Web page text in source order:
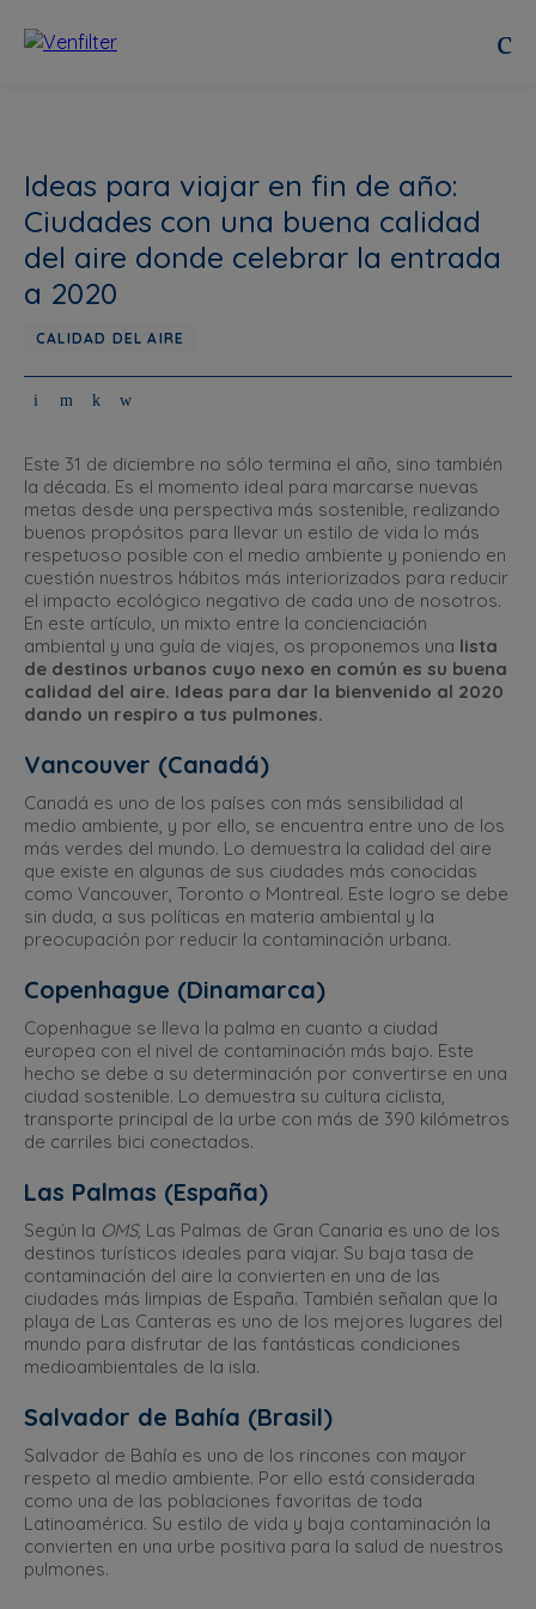
Ideas para viajar en fin de año:
Ciudades con una buena calidad
del aire donde celebrar la entrada
a 2020
CALIDAD DEL AIRE
Este 31 de diciembre no sólo termina el año, sino también
la década. Es el momento ideal para marcarse nuevas
metas desde una perspectiva más sostenible, realizando
buenos propósitos para llevar un estilo de vida lo más
respetuoso posible con el medio ambiente y poniendo en
cuestión nuestros hábitos más interiorizados para reducir
el impacto ecológico negativo de cada uno de nosotros.
En este artículo, un mixto entre la concienciación
ambiental y una guía de viajes, os proponemos una lista
de destinos urbanos cuyo nexo en común es su buena
calidad del aire. Ideas para dar la bienvenido al 2020
dando un respiro a tus pulmones.
Vancouver (Canadá)
Canadá es uno de los países con más sensibilidad al
medio ambiente, y por ello, se encuentra entre uno de los
más verdes del mundo. Lo demuestra la calidad del aire
que existe en algunas de sus ciudades más conocidas
como Vancouver, Toronto o Montreal. Este logro se debe
sin duda, a sus políticas en materia ambiental y la
preocupación por reducir la contaminación urbana.
Copenhague (Dinamarca)
Copenhague se lleva la palma en cuanto a ciudad
europea con el nivel de contaminación más bajo. Este
hecho se debe a su determinación por convertirse en una
ciudad sostenible. Lo demuestra su cultura ciclista,
transporte principal de la urbe con más de 390 kilómetros
de carriles bici conectados.
Las Palmas (España)
Según la OMS, Las Palmas de Gran Canaria es uno de los
destinos turísticos ideales para viajar. Su baja tasa de
contaminación del aire la convierten en una de las
ciudades más limpias de España. También señalan que la
playa de Las Canteras es uno de los mejores lugares del
mundo para disfrutar de las fantásticas condiciones
medioambientales de la isla.
Salvador de Bahía (Brasil)
Salvador de Bahía es uno de los rincones con mayor
respeto al medio ambiente. Por ello está considerada
como una de las poblaciones favoritas de toda
Latinoamérica. Su estilo de vida y baja contaminación la
convierten en una urbe positiva para la salud de nuestros
pulmones.